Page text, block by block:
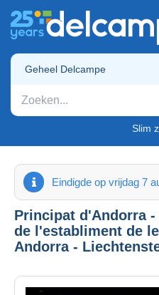
Geheel Delcampe
Slim
Eindigde op vrijdag 7
Principat d'Andorra
de l'establiment de
Andorra -